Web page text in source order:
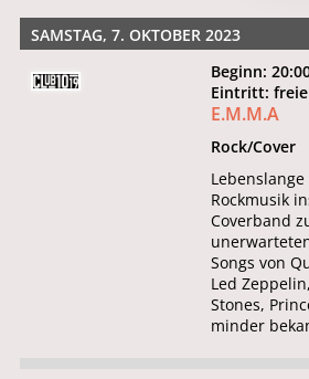
SAMSTAG, 7. OKTOBER 2023
Beginn:
Eintritt: freie
E.M.M.A
Rock/Cover
Rockmusik
Coverband
Songs von
Led
Stones,
minder